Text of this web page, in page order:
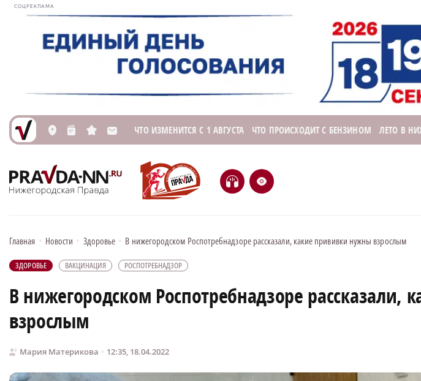
СОЦРЕКЛАМА
L n s M ЧТО ИЗМЕНИТСЯ С 1 АВГУСТА ЧТО ПРОИСХОДИТ С БЕНЗИНОМ ЛЕТО В
H e
Главная • Новости • Здоровье • В нижегородском Роспотребнадзоре рассказали, какие прививки нужны взрослым
ЗДОРОВЬЕ ВАКЦИНАЦИЯ РОСПОТРЕБНАДЗОР
В нижегородском Роспотребнадзоре рассказали,
взрослым
Мария Материкова 12:35, 18.04.2022